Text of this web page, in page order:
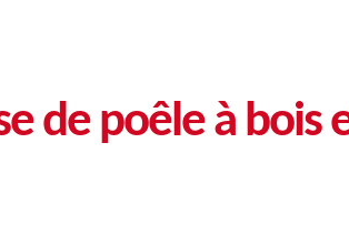
de poêle à bois